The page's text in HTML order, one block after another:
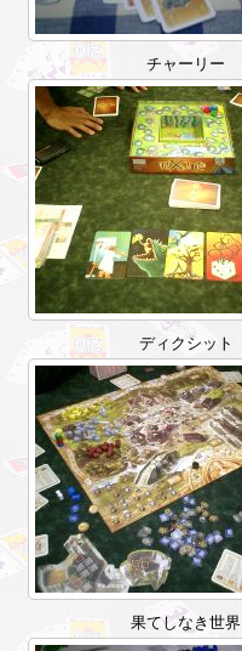
チャーリー
ディクシット
果てしなき世界